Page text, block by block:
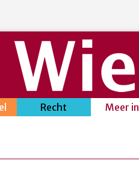
Recht Meer